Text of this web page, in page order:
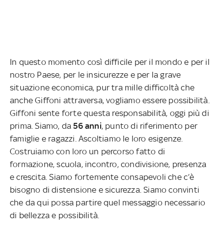
In questo momento così difficile per il mondo e per il
nostro Paese, per le insicurezze e per la grave
situazione economica, pur tra mille difficoltà che
anche Giffoni attraversa, vogliamo essere possibilità.
Giffoni sente forte questa responsabilità, oggi più di
prima. Siamo, da56 anni, punto di riferimento per
famiglie e ragazzi. Ascoltiamo le loro esigenze.
Costruiamo con loro un percorso fatto di
formazione, scuola, incontro, condivisione, presenza
e crescita. Siamo fortemente consapevoli che c’è
bisogno di distensione e sicurezza. Siamo convinti
che da qui possa partire quel messaggio necessario
di bellezza e possibilità.